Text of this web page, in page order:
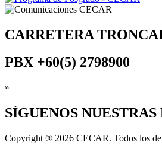
CARRETERA
PBX +60(5) 2798900
»
SÍGUENOS NUESTRAS
Copyright ® 2026 CECAR. Todos los